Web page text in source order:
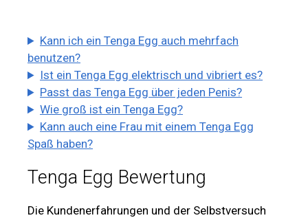
Kann ich ein Tenga Egg auch mehrfach
benutzen?
Ist ein Tenga Egg elektrisch und vibriert es?
Passt das Tenga Egg über jeden Penis?
Wie groß ist ein Tenga Egg?
Kann auch eine Frau mit einem Tenga Egg
Spaß haben?
Tenga Egg Bewertung
Die Kundenerfahrungen und der Selbstversuch